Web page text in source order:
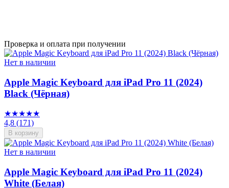
Проверка и оплата при получении
Нет в наличии
Apple Magic Keyboard для iPad Pro 11 (2024)
Black (Чёрная)
★★★★★
4,8 (171)
В корзину
Нет в наличии
Apple Magic Keyboard для iPad Pro 11 (2024)
White (Белая)